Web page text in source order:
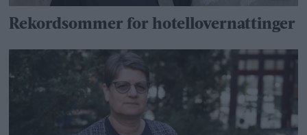
Rekordsommer for hotellovernattinger